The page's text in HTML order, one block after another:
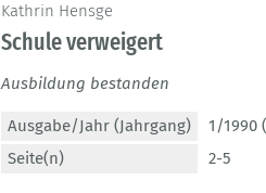
Kathrin Hensge
Schule verweigert
Ausbildung bestanden
Ausgabe/Jahr (Jahrgang)
1/1990
Seite(n)
2-5